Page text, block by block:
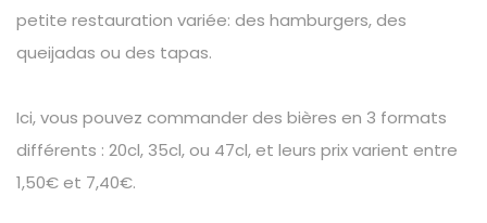
petite restauration variée: des hamburgers, des
queijadas ou des tapas.
Ici, vous pouvez commander des bières en 3 formats
différents : 20cl, 35cl, ou 47cl, et leurs prix varient entre
1,50€ et 7,40€.